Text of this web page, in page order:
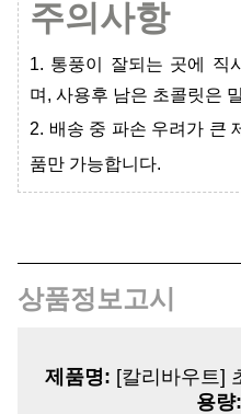
주의사항
1. 통풍이 잘되는 곳에 직
며, 사용후 남은 초콜릿은
2. 배송 중 파손 우려가 큰
품만 가능합니다.
상품정보고시
제품명: [칼리바우트]
용량: